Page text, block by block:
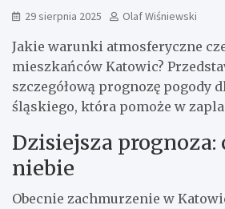
29 sierpnia 2025 Olaf Wiśniewski
Jakie warunki atmosferyczne
mieszkańców Katowic?
szczegółową prognozę pogody
śląskiego, która pomoże w
Dzisiejsza prognoza:
niebie
Obecnie zachmurzenie w